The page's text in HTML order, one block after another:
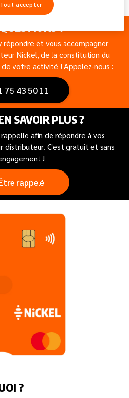
et vous accompagner
Nickel, de la constitution du
votre activité ! Appelez-nous :
75 43 50 11
SAVOIR PLUS ?
afin de répondre à vos
distributeur. C'est gratuit et sans
!
rappelé
?
Tout accepter